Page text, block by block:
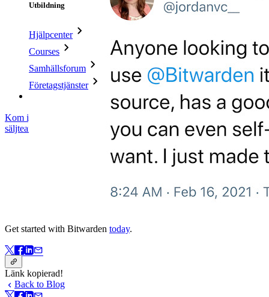
Utbildning
Hjälpcenter
Courses
Samhällsforum
Företagstjänster
Kom igång gratis
säljteamet
Logga in
Get started with Bitwarden today.
Länk kopierad!
Back to Blog